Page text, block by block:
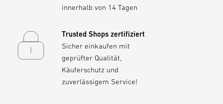
innerhalb von 14 Tagen
Trusted Shops zertifiziert
Sicher einkaufen mit
geprüfter Qualität,
Käuferschutz und
zuverlässigem Service!